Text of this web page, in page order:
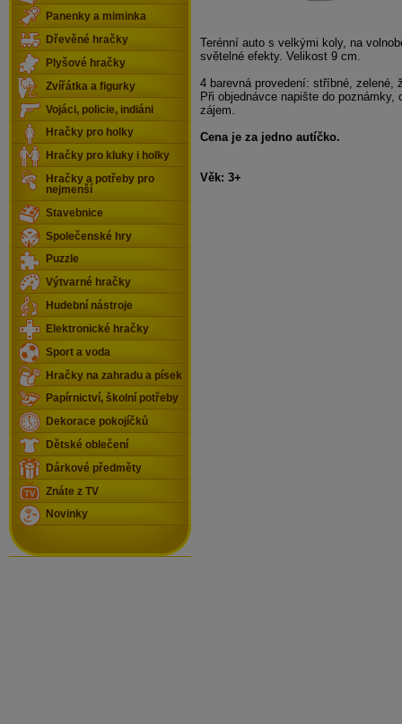
Terénní auto s velkými koly, na
světelné efekty. Velikost 9 cm.
4 barevná provedení: stříbné, zelené,
Při objednávce napište do poznámky,
zájem.
Cena je za jedno autíčko.
Věk: 3+
Panenky a miminka
Dřevěné hračky
Plyšové hračky
Zvířátka a figurky
Vojáci, policie, indiáni
Hračky pro holky
Hračky pro kluky i holky
Hračky a potřeby pro
nejmenší
Stavebnice
Společenské hry
Puzzle
Výtvarné hračky
Hudební nástroje
Elektronické hračky
Sport a voda
Hračky na zahradu a písek
Papírnictví, školní potřeby
Dekorace pokojíčků
Dětské oblečení
Dárkové předměty
Znáte z TV
Novinky